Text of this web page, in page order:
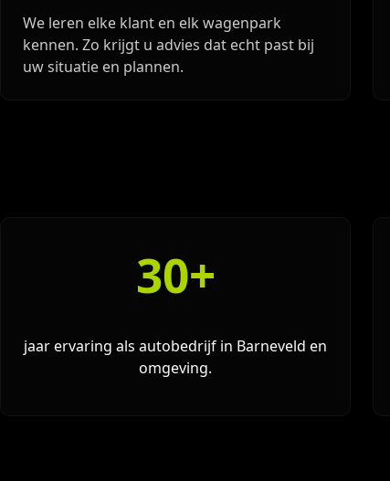
We leren elke klant en elk wagenpark
kennen. Zo krijgt u advies dat echt past bij
uw situatie en plannen.
30+
jaar ervaring als autobedrijf in Barneveld en
omgeving.